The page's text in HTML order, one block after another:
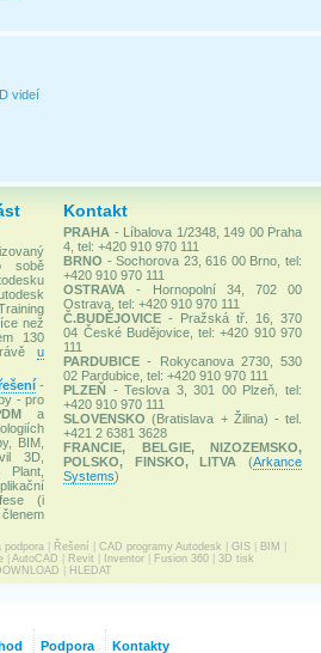
videí
sobě
než
130
u
-
- pro
a
BIM,
3D,
(i
Kontakt
PRAHA - Líbalova 1/2348, 149 00 Praha
4, tel: +420 910 970 111
BRNO - Sochorova 23, 616 00 Brno, tel:
+420 910 970 111
OSTRAVA
- Hornopolní 34, 702 00
Ostrava, tel: +420 910 970 111
Č.BUDĚJOVICE - Pražská tř. 16, 370
04 České Budějovice, tel: +420 910 970
111
PARDUBICE - Rokycanova 2730, 530
02 Pardubice, tel: +420 910 970 111
PLZEŇ - Teslova 3, 301 00 Plzeň, tel:
+420 910 970 111
SLOVENSKO (Bratislava + Žilina) - tel.
+421 2 6381 3628
FRANCIE, BELGIE, NIZOZEMSKO,
POLSKO, FINSKO, LITVA
(Arkance
Systems)
podpora Řešení CAD programy Autodesk GIS BIM
| AutoCAD Revit Inventor| Fusion 360| 3D tisk
HLEDAT
Podpora Kontakty